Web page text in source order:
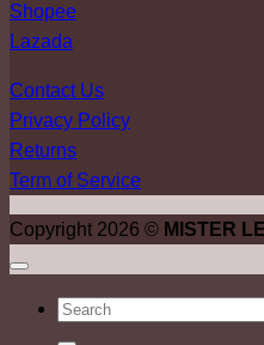
Shopee
Lazada
Contact Us
Privacy Policy
Returns
Term of Service
Copyright 2026 © MISTER
ค้นหา: